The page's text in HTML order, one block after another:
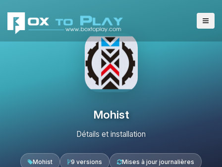
Mohist
Détails et installation
Mohist 9 versions Mises à jour journalières